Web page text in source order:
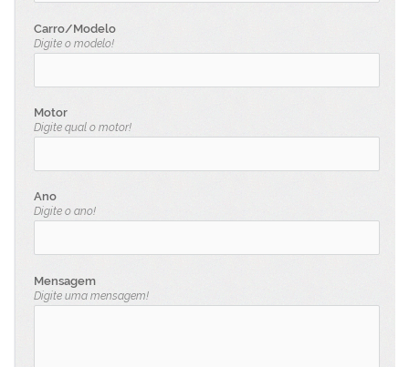
Carro/Modelo
Digite o modelo!
Motor
Digite qual o motor!
Ano
Digite o ano!
Mensagem
Digite uma mensagem!